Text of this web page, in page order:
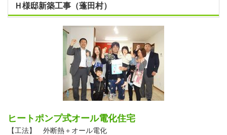
Ｈ様邸新築工事（蓬田村）
ヒートポンプ式オール電化住宅
【工法】 外断熱＋オール電化